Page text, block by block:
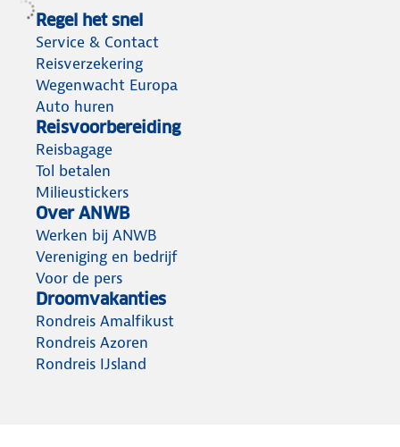
Regel het snel
Service & Contact
Reisverzekering
Wegenwacht Europa
Auto huren
Reisvoorbereiding
Reisbagage
Tol betalen
Milieustickers
Over ANWB
Werken bij ANWB
Vereniging en bedrijf
Voor de pers
Droomvakanties
Rondreis Amalfikust
Rondreis Azoren
Rondreis IJsland